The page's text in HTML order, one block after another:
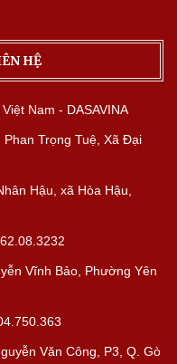
HỆ
Nam - DASAVINA
Trọng Tuệ, Xã Đại
Hậu, xã Hòa Hậu,
Vĩnh Bảo, Phường Yên
Văn Công, P3, Q. Gò